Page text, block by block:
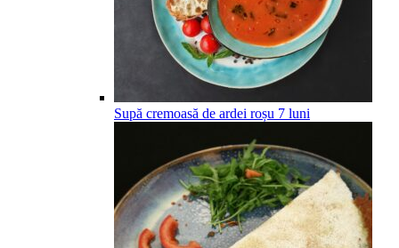
Supă cremoasă de ardei roșu 7 luni